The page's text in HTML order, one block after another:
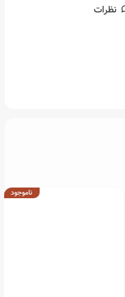
نظرات
ناموجود